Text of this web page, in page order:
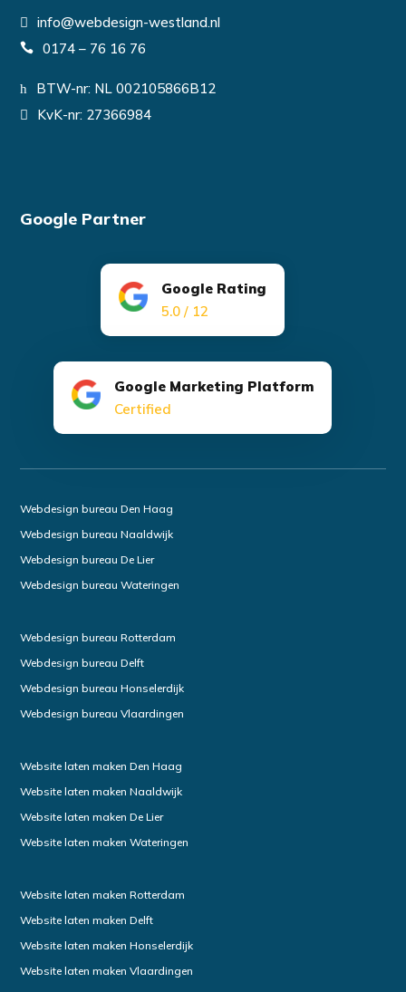
info@webdesign-westland.nl
0174 – 76 16 76
BTW-nr: NL 002105866B12
KvK-nr: 27366984
Google Partner
Google Rating
5.0 / 12
Google Marketing Platform
Certified
Webdesign bureau Den Haag
Webdesign bureau Naaldwijk
Webdesign bureau De Lier
Webdesign bureau Wateringen
Webdesign bureau Rotterdam
Webdesign bureau Delft
Webdesign bureau Honselerdijk
Webdesign bureau Vlaardingen
Website laten maken Den Haag
Website laten maken Naaldwijk
Website laten maken De Lier
Website laten maken Wateringen
Website laten maken Rotterdam
Website laten maken Delft
Website laten maken Honselerdijk
Website laten maken Vlaardingen